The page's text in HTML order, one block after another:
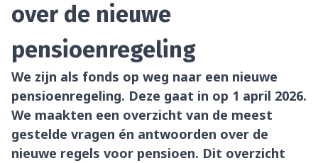
over de nieuwe
pensioenregeling
We zijn als fonds op weg naar een nieuwe
pensioenregeling. Deze gaat in op 1 april 2026.
We maakten een overzicht van de meest
gestelde vragen én antwoorden over de
nieuwe regels voor pensioen. Dit overzicht